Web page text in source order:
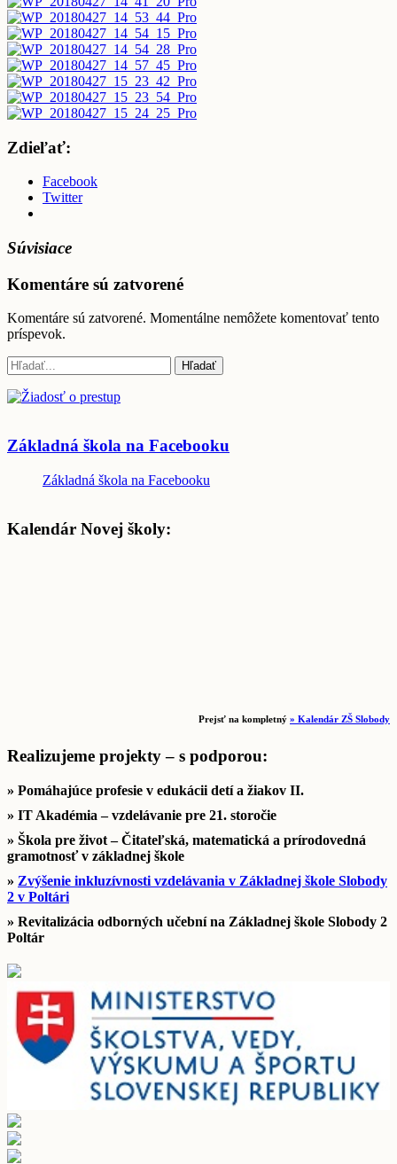
Zdieľať:
Facebook
Twitter
Súvisiace
Komentáre sú zatvorené
Komentáre sú zatvorené. Momentálne nemôžete komentovať tento
príspevok.
Základná škola na Facebooku
Základná škola na Facebooku
Kalendár Novej školy:
Prejsť na kompletný » Kalendár ZŠ Slobody
Realizujeme projekty – s podporou:
» Pomáhajúce profesie v edukácii detí a žiakov II.
» IT Akadémia – vzdelávanie pre 21. storočie
» Škola pre život – Čitateľská, matematická a prírodovedná
gramotnosť v základnej škole
» Zvýšenie inkluzívnosti vzdelávania v Základnej škole Slobody
2 v Poltári
» Revitalizácia odborných učební na Základnej škole Slobody 2
Poltár